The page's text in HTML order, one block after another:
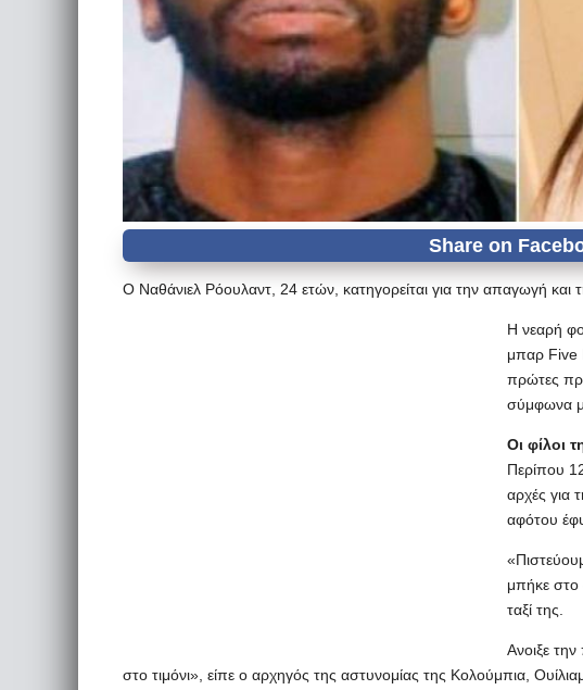
Ο Ναθάνιελ Ρόουλαντ, 24 ετών, κατηγορείται για την απαγωγή
Η νεαρή
μπαρ Five
πρώτες
σύμφωνα
Οι φίλοι
Περίπου
αρχές για
αφότου
μπήκε στο
ταξί της.
Ανοιξε
στο τιμόνι», είπε ο αρχηγός της αστυνομίας της Κολούμπια,